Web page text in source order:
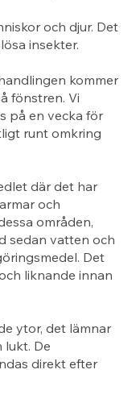
och djur. Det
insekter.
kommer
fönstren. Vi
på en vecka för
runt omkring
där det har
och
områden,
sedan vatten och
Det
liknande innan
ytor, det lämnar
lukt. De
direkt efter